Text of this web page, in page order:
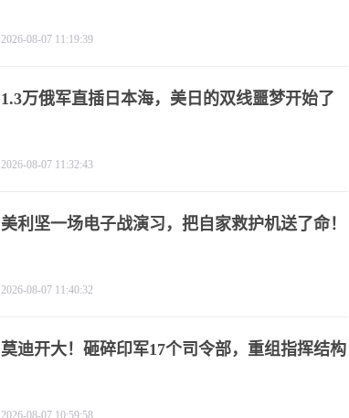
2026-08-07 11:19:39
1.3万俄军直插日本海，美日的双线噩梦开始了
2026-08-07 11:32:43
美利坚一场电子战演习，把自家救护机送了命！
2026-08-07 11:40:32
莫迪开大！砸碎印军17个司令部，重组指挥结构
2026-08-07 10:59:58